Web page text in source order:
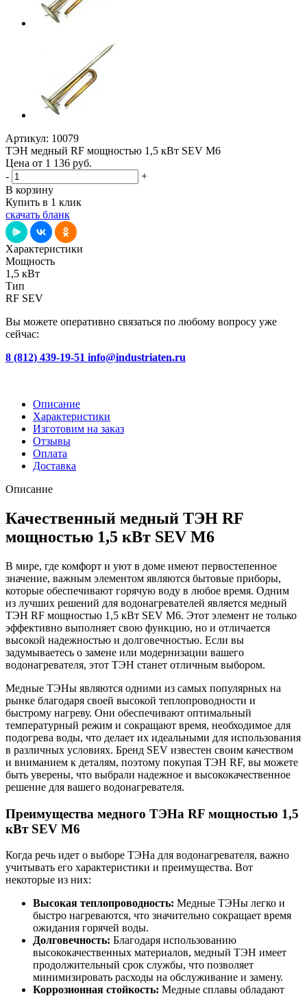
Артикул: 10079
ТЭН медный RF мощностью 1,5 кВт SEV M6
Цена от 1 136 руб.
-
+
В корзину
Купить в 1 клик
скачать бланк
Характеристики
Мощность
1,5 кВт
Тип
RF SEV
Вы можете оперативно связаться по любому вопросу уже
сейчас:
8 (812) 439-19-51 info@industriaten.ru
Описание
Характеристики
Изготовим на заказ
Отзывы
Оплата
Доставка
Описание
Качественный медный ТЭН RF
мощностью 1,5 кВт SEV M6
В мире, где комфорт и уют в доме имеют первостепенное
значение, важным элементом являются бытовые приборы,
которые обеспечивают горячую воду в любое время. Одним
из лучших решений для водонагревателей является медный
ТЭН RF мощностью 1,5 кВт SEV M6. Этот элемент не только
эффективно выполняет свою функцию, но и отличается
высокой надежностью и долговечностью. Если вы
задумываетесь о замене или модернизации вашего
водонагревателя, этот ТЭН станет отличным выбором.
Медные ТЭНы являются одними из самых популярных на
рынке благодаря своей высокой теплопроводности и
быстрому нагреву. Они обеспечивают оптимальный
температурный режим и сокращают время, необходимое для
подогрева воды, что делает их идеальными для использования
в различных условиях. Бренд SEV известен своим качеством
и вниманием к деталям, поэтому покупая ТЭН RF, вы можете
быть уверены, что выбрали надежное и высококачественное
решение для вашего водонагревателя.
Преимущества медного ТЭНа RF мощностью 1,5
кВт SEV M6
Когда речь идет о выборе ТЭНа для водонагревателя, важно
учитывать его характеристики и преимущества. Вот
некоторые из них:
Высокая теплопроводность: Медные ТЭНы легко и
быстро нагреваются, что значительно сокращает время
ожидания горячей воды.
Долговечность: Благодаря использованию
высококачественных материалов, медный ТЭН имеет
продолжительный срок службы, что позволяет
минимизировать расходы на обслуживание и замену.
Коррозионная стойкость: Медные сплавы обладают